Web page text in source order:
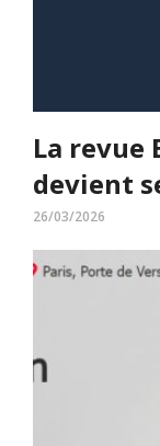
La revue
devient
26/03/2026